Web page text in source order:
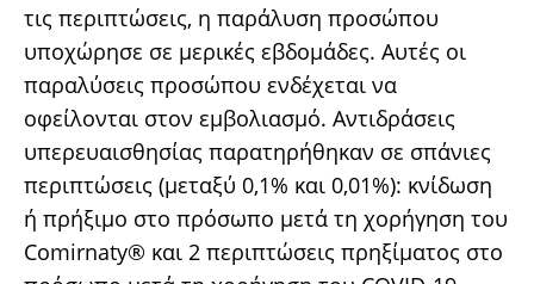
τις περιπτώσεις, η παράλυση προσώπου
υποχώρησε σε μερικές εβδομάδες. Αυτές οι
παραλύσεις προσώπου ενδέχεται να
οφείλονται στον εμβολιασμό. Αντιδράσεις
υπερευαισθησίας παρατηρήθηκαν σε σπάνιες
περιπτώσεις (μεταξύ 0,1% και 0,01%): κνίδωση
ή πρήξιμο στο πρόσωπο μετά τη χορήγηση του
Comirnaty® και 2 περιπτώσεις πρηξίματος στο